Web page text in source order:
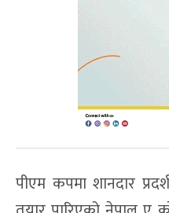
पीएम कपमा शानदार